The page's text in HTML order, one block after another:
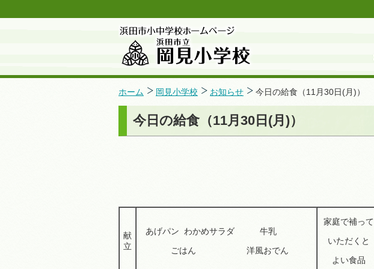
ホーム 岡見小学校 お知らせ 今日の給食（11月30日(月)）
今日の給食（11月30日(月)）
献
立
あげパン わかめサラダ 牛乳
ごはん 洋風おでん
家庭で補って
いただくと
よい食品